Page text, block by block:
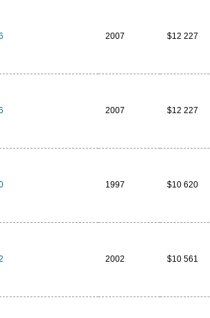
2007 $12 227
2007 $12 227
1997 $10 620
2002 $10 561